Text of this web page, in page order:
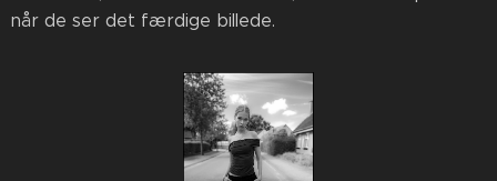
når de ser det færdige billede.